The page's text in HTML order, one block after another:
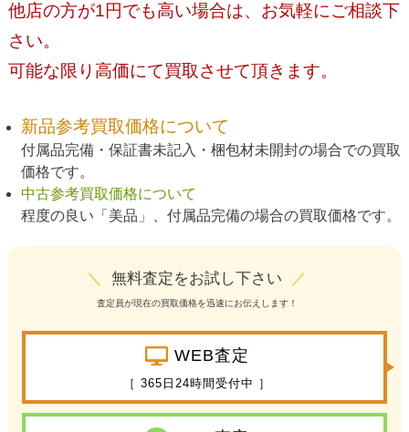
他店の方が1円でも高い場合は、お気軽にご相談下
さい。
可能な限り高価にて買取させて頂きます。
新品参考買取価格について
付属品完備・保証書未記入・梱包材未開封の場合での買取
価格です。
中古参考買取価格について
程度の良い「美品」、付属品完備の場合の買取価格です。
＼ 無料査定をお試し下さい ／
査定員が現在の買取価格を迅速にお伝えします！
WEB査定
［ 365日24時間受付中 ］